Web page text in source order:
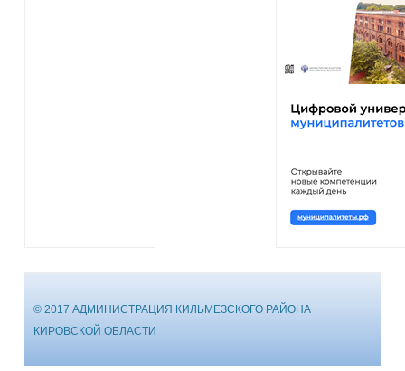
© 2017 АДМИНИСТРАЦИЯ КИЛЬМЕЗСКОГО РАЙОНА
КИРОВСКОЙ ОБЛАСТИ